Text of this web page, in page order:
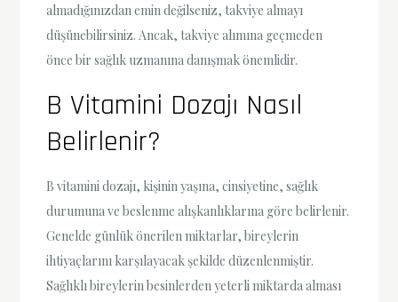
almadığınızdan emin değilseniz, takviye almayı
düşünebilirsiniz. Ancak, takviye alımına geçmeden
önce bir sağlık uzmanına danışmak önemlidir.
B Vitamini Dozajı Nasıl
Belirlenir?
B vitamini dozajı, kişinin yaşına, cinsiyetine, sağlık
durumuna ve beslenme alışkanlıklarına göre belirlenir.
Genelde günlük önerilen miktarlar, bireylerin
ihtiyaçlarını karşılayacak şekilde düzenlenmiştir.
Sağlıklı bireylerin besinlerden yeterli miktarda alması